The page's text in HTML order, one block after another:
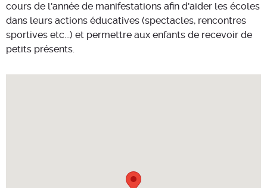
cours de l'année de manifestations afin d'aider les écoles
dans leurs actions éducatives (spectacles, rencontres
sportives etc...) et permettre aux enfants de recevoir de
petits présents.